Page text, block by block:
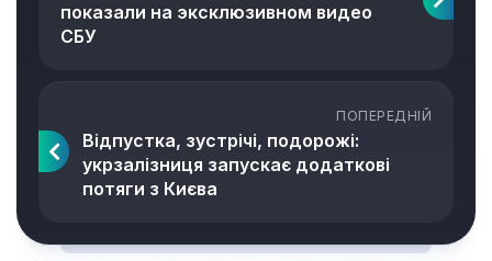
показали на эксклюзивном видео
СБУ
ПОПЕРЕДНІЙ
Відпустка, зустрічі, подорожі:
укрзалізниця запускає додаткові
потяги з Києва